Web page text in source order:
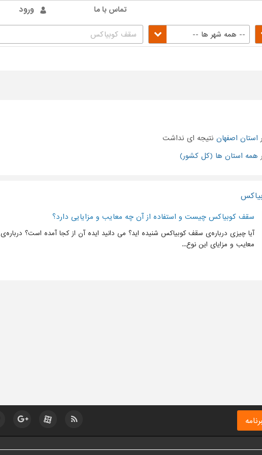
ورود تماس با ما
-- همه شهر ها --
استان اصفهان نتیجه ای نداشت
همه استان ها (کل کشور)
سقف کوبیاکس چیست و استفاده از آن چه معایب و مزایایی دارد؟
آیا چیزی درباره‌ی سقف کوبیاکس شنیده اید؟ می دانید ایده‌ آن از کجا آمده است؟ درباره‌ی
معایب و مزایای این نوع...